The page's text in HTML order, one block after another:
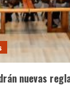
nuevas